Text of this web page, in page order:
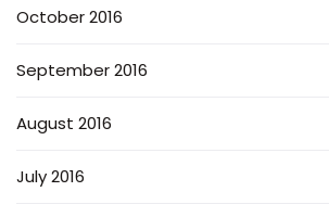
October 2016
September 2016
August 2016
July 2016